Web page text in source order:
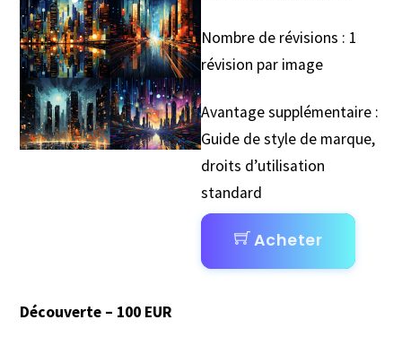
Nombre de révisions : 1
révision par image
Avantage supplémentaire :
Guide de style de marque,
droits d’utilisation
standard
Acheter
Découverte – 100 EUR